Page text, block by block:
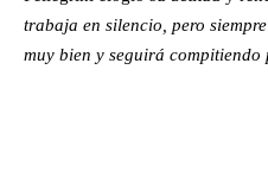
trabaja en silencio, pero
muy bien y seguirá compitiendo